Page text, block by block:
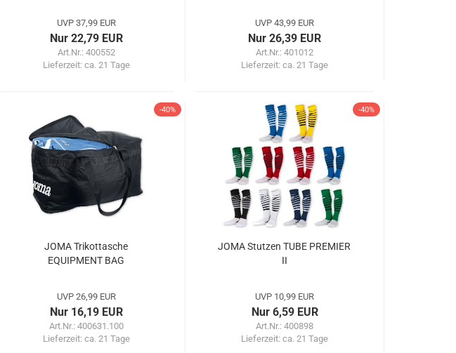
UVP 37,99 EUR
Nur 22,79 EUR
Art.Nr.: 400552
Lieferzeit: ca. 21 Tage
UVP 43,99 EUR
Nur 26,39 EUR
Art.Nr.: 401012
Lieferzeit:ca. 21 Tage
-40%
JOMA Trikottasche
EQUIPMENT BAG
UVP 26,99 EUR
Nur 16,19 EUR
Art.Nr.: 400631.100
Lieferzeit: ca. 21 Tage
-40%
JOMA Stutzen TUBE PREMIER
II
UVP 10,99 EUR
Nur 6,59 EUR
Art.Nr.: 400898
Lieferzeit:ca. 21 Tage